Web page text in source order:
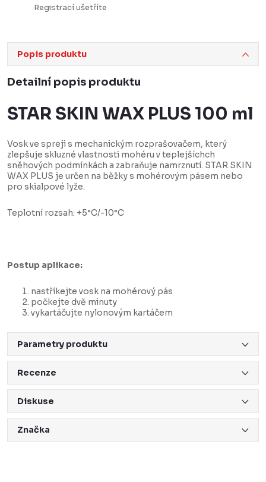
Registrací ušetříte
Popis produktu
Detailní popis produktu
STAR SKIN WAX PLUS 100 ml
Vosk ve spreji s mechanickým rozprašovačem, který
zlepšuje skluzné vlastnosti mohéru v teplejšíchch
sněhových podmínkách a zabraňuje namrznutí. STAR SKIN
WAX PLUS je určen na běžky s mohérovým pásem nebo
pro skialpové lyže.
Teplotní rozsah: +5°C/-10°C
Postup aplikace:
nastříkejte vosk na mohérový pás
počkejte dvě minuty
vykartáčujte nylonovým kartáčem
Parametry produktu
Recenze
Diskuse
Značka